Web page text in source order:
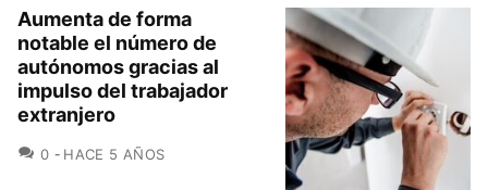
Aumenta de forma
notable el número de
autónomos gracias al
impulso del trabajador
extranjero
0 COMENTARIOS
HACE 5 AÑOS